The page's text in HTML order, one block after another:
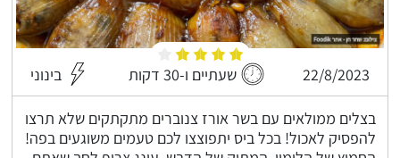
22/8/2023 שעתיים ו-30 דקות בינוני
בצלים ממולאים עם בשר אורז צנוברים מתקתקים שלא תרצו
להפסיק לאכול! בכל ביס יתפוצצו לכם טעמים משוגעים בפה!